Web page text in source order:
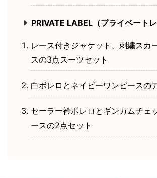
PRIVATE LABEL（プライベートレ
レース付きジャケット、刺繍スカ
スの3点スーツセット
白ボレロとネイビーワンピースの
セーラー衿ボレロとギンガムチェ
ースの2点セット